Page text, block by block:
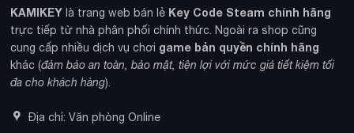
KAMIKEY là trang web bán lẻ Key Code Steam chính hãng
trực tiếp từ nhà phân phối chính thức. Ngoài ra shop cũng
cung cấp nhiều dịch vụ chơi game bản quyền chính hãng
khác (đảm bảo an toàn, bảo mật, tiện lợi với mức giá tiết kiệm tối
đa cho khách hàng).
Địa chỉ: Văn phòng Online